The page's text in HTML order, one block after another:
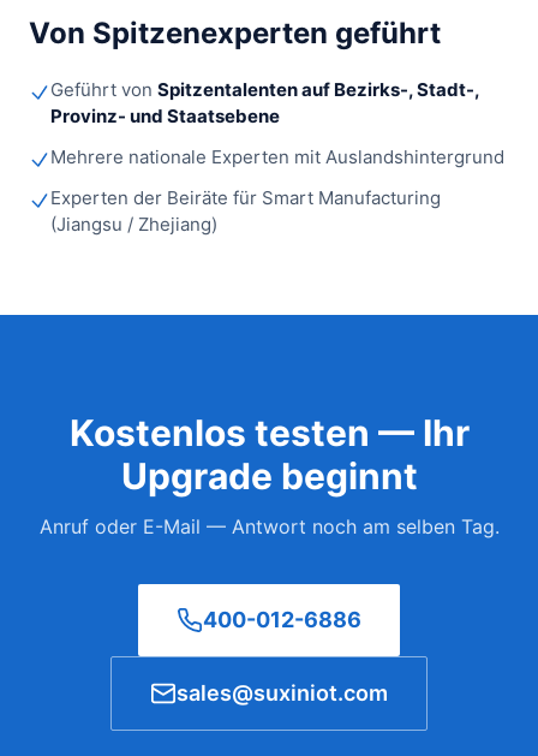
Von Spitzenexperten geführt
Geführt von Spitzentalenten auf Bezirks-, Stadt-,
Provinz- und Staatsebene
Mehrere nationale Experten mit Auslandshintergrund
Experten der Beiräte für Smart Manufacturing
(Jiangsu / Zhejiang)
Kostenlos testen — Ihr
Upgrade beginnt
Anruf oder E-Mail — Antwort noch am selben Tag.
400-012-6886
sales@suxiniot.com